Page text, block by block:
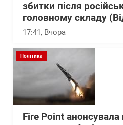
збитки після
головному складу
17:41, Вчора
Політика
Fire Point анонсувала